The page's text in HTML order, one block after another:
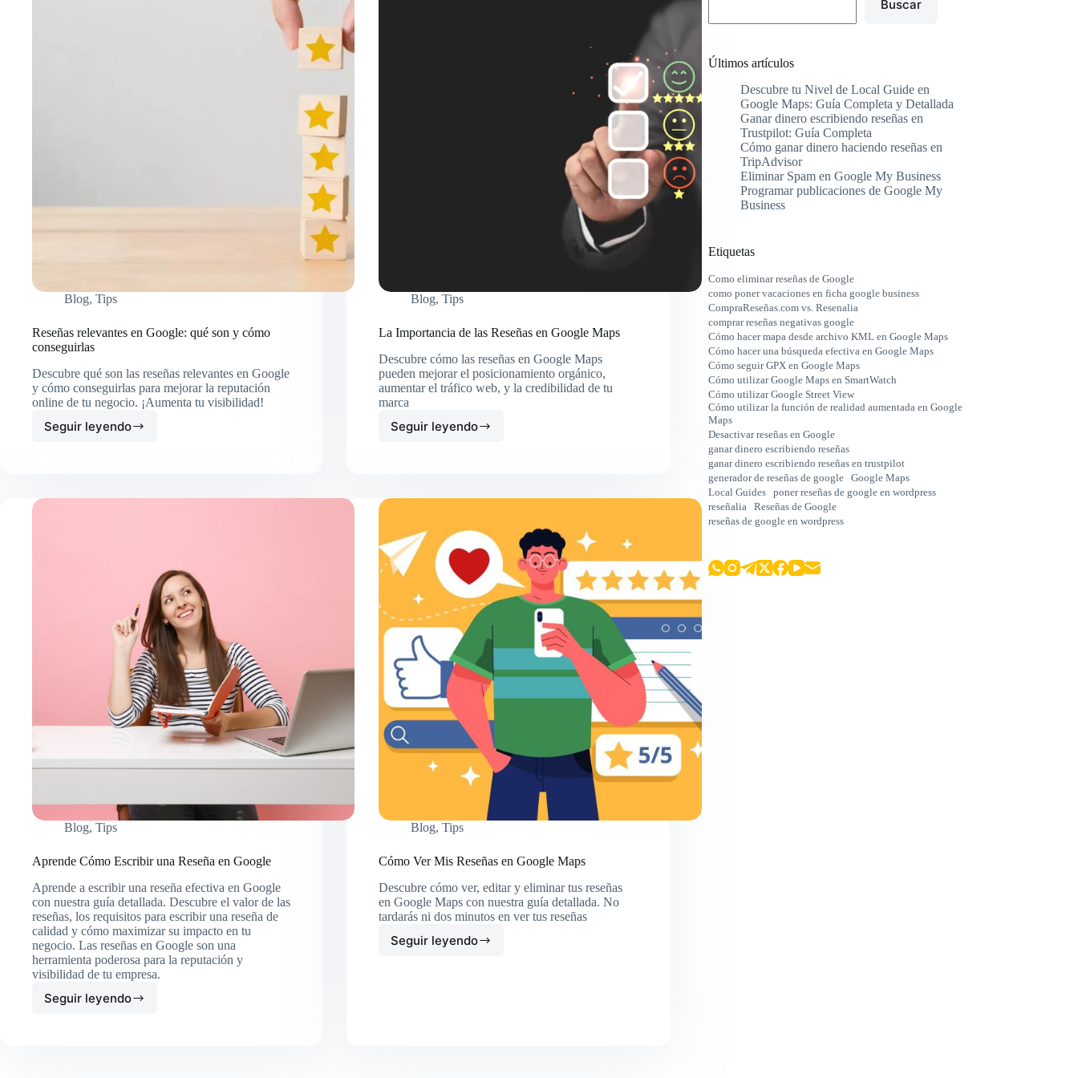
Blog, Tips
Reseñas relevantes en Google: qué son y cómo
conseguirlas
Descubre qué son las reseñas relevantes en Google
y cómo conseguirlas para mejorar la reputación
online de tu negocio. ¡Aumenta tu visibilidad!
Seguir leyendo
Reseñas
Blog,Tips
La Importancia de las Reseñas en Google Maps
Descubre cómo las reseñas en Google Maps
pueden mejorar el posicionamiento orgánico,
aumentar el tráfico web, y la credibilidad de tu
marca
Seguir leyendo
La
Maps
Blog, Tips
Aprende Cómo Escribir una Reseña en Google
Aprende a escribir una reseña efectiva en Google
con nuestra guía detallada. Descubre el valor de las
reseñas, los requisitos para escribir una reseña de
calidad y cómo maximizar su impacto en tu
negocio. Las reseñas en Google son una
herramienta poderosa para la reputación y
visibilidad de tu empresa.
Seguir leyendo
Aprende
Blog,Tips
Cómo Ver Mis Reseñas en Google Maps
Descubre cómo ver, editar y eliminar tus reseñas
en Google Maps con nuestra guía detallada. No
tardarás ni dos minutos en ver tus reseñas
Seguir leyendo
Cómo
Buscar
Últimos artículos
Descubre tu Nivel de Local Guide en
Google Maps: Guía Completa y Detallada
Ganar dinero escribiendo reseñas en
Trustpilot: Guía Completa
Cómo ganar dinero haciendo reseñas en
TripAdvisor
Eliminar Spam en Google My Business
Programar publicaciones de Google My
Business
Etiquetas
Como eliminar reseñas de Google
como poner vacaciones en ficha google business
CompraReseñas.com vs. Resenalia
comprar reseñas negativas google
Cómo hacer mapa desde archivo KML en Google Maps
Cómo hacer una búsqueda efectiva en Google Maps
Cómo seguir GPX en Google Maps
Cómo utilizar Google Maps en SmartWatch
Cómo utilizar Google Street View
Cómo utilizar la función de realidad aumentada en Google
Maps
Desactivar reseñas en Google
ganar dinero escribiendo reseñas
ganar dinero escribiendo reseñas en trustpilot
generador de reseñas de google
Google Maps
Local Guides
poner reseñas de google en wordpress
reseñalia
Reseñas de Google
reseñas de google en wordpress